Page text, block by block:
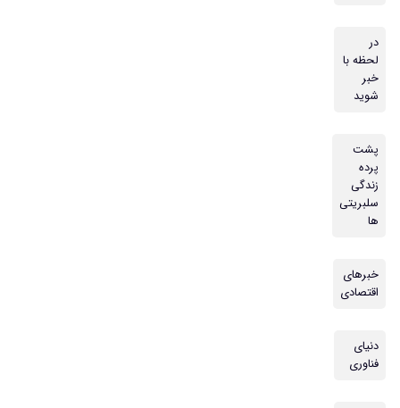
در
لحظه با
خبر
شوید
پشت
پرده
زندگی
سلبریتی
ها
خبرهای
اقتصادی
دنیای
فناوری